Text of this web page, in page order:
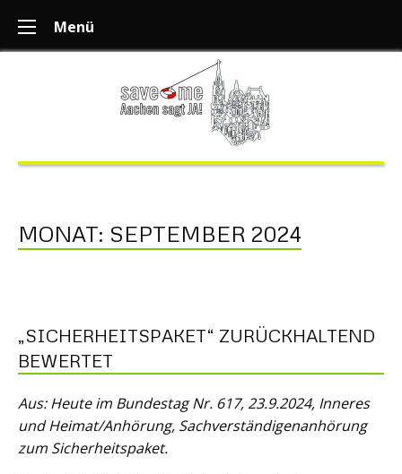
Menü
MONAT: SEPTEMBER 2024
„SICHERHEITSPAKET“ ZURÜCKHALTEND
BEWERTET
Aus: Heute im Bundestag Nr. 617, 23.9.2024, Inneres
und Heimat/Anhörung, Sachverständigenanhörung
zum Sicherheitspaket.